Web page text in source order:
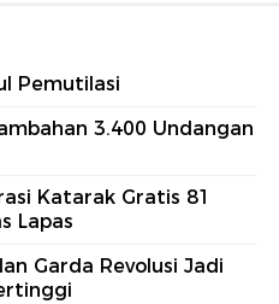
Pemutilasi
3.400 Undangan
Katarak Gratis 81
Lapas
Garda Revolusi Jadi